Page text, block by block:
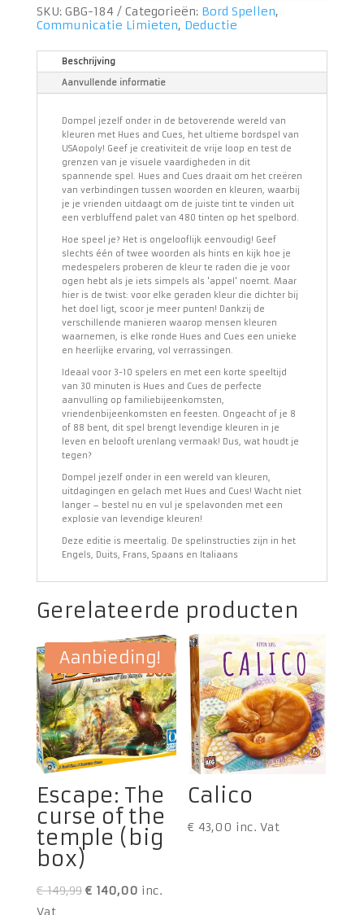
SKU: GBG-184 Categorieën: Bord Spellen,
Communicatie Limieten, Deductie
Beschrijving
Aanvullende informatie
Dompel jezelf onder in de betoverende wereld van
kleuren met Hues and Cues, het ultieme bordspel van
USAopoly! Geef je creativiteit de vrije loop en test de
grenzen van je visuele vaardigheden in dit
spannende spel. Hues and Cues draait om het creëren
van verbindingen tussen woorden en kleuren, waarbij
je je vrienden uitdaagt om de juiste tint te vinden uit
een verbluffend palet van 480 tinten op het spelbord.
Hoe speel je? Het is ongelooflijk eenvoudig! Geef
slechts één of twee woorden als hints en kijk hoe je
medespelers proberen de kleur te raden die je voor
ogen hebt als je iets simpels als 'appel' noemt. Maar
hier is de twist: voor elke geraden kleur die dichter bij
het doel ligt, scoor je meer punten! Dankzij de
verschillende manieren waarop mensen kleuren
waarnemen, is elke ronde Hues and Cues een unieke
en heerlijke ervaring, vol verrassingen.
Ideaal voor 3-10 spelers en met een korte speeltijd
van 30 minuten is Hues and Cues de perfecte
aanvulling op familiebijeenkomsten,
vriendenbijeenkomsten en feesten. Ongeacht of je 8
of 88 bent, dit spel brengt levendige kleuren in je
leven en belooft urenlang vermaak! Dus, wat houdt je
tegen?
Dompel jezelf onder in een wereld van kleuren,
uitdagingen en gelach met Hues and Cues! Wacht niet
langer – bestel nu en vul je spelavonden met een
explosie van levendige kleuren!
Deze editie is meertalig. De spelinstructies zijn in het
Engels, Duits, Frans, Spaans en Italiaans
Gerelateerde producten
Aanbieding!
Escape: The
curse of the
temple (big
box)
€149,99 Oorspronkelijke
€140,00Huidige
inc.
Vat
Calico
€ 43,00 inc. Vat